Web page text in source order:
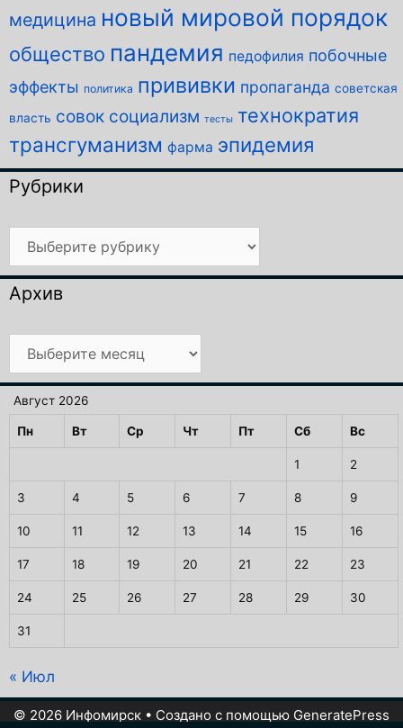
медицина новый мировой порядок
общество пандемия педофилия побочные
эффекты политика прививки пропаганда советская
власть совок социализм тесты технократия
трансгуманизм фарма эпидемия
Рубрики
Архив
Август 2026
Пн Вт Ср Чт Пт Сб Вс
1 2
3 4 5 6 7 8 9
10 11 12 13 14 15 16
17 18 19 20 21 22 23
24 25 26 27 28 29 30
31
« Июл
© 2026 Инфомирск • Создано с помощью GeneratePress